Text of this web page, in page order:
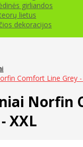
girliandos
lietus
dekoracijos
Comfort Line Grey -
Norfin
XXL